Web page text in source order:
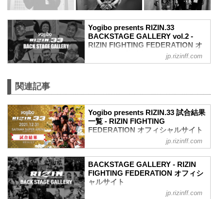
Yogibo presents RIZIN.33
BACKSTAGE GALLERY vol.2 -
RIZIN FIGHTING FEDERATION オ
第10試合 武田光司 vs. “ブラックパンサ
ー”ベイノア
武田光司3
“ブラックパンサー”ベイノア3
第9試合 シビサイ頌真 vs. 関根“シュレッ
関根“シュレック”秀樹3
シビサイ頌真3
第8試合 萩原京平 vs. 鈴木博昭
萩原京平3
鈴木博昭3
jp.rizinff.com
関連記事
Yogibo presents RIZIN.33 試合結果
一覧 - RIZIN FIGHTING
FEDERATION オフィシャルサイト
第16試合／RIZIN JAPAN GP2021 バンタ
博正
Full Fight | 朝倉海 vs. 扇久保博正 2 / Kai
Asakura vs. Hiromasa Ougikubo 2 -
jp.rizinff.com
BACKSTAGE GALLERY - RIZIN
FIGHTING FEDERATION オフィシ
ャルサイト
BACKSTAGE GALLERY の記事一覧 - 格
jp.rizinff.com